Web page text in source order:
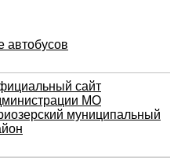
автобусов
сайт
МО
муниципальный